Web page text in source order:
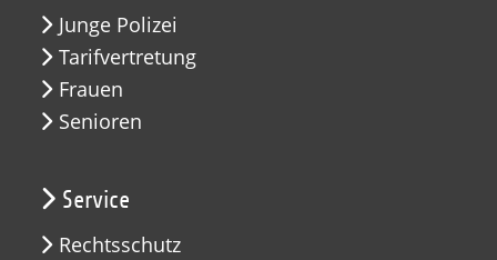
Junge Polizei
Tarifvertretung
Frauen
Senioren
Service
Rechtsschutz